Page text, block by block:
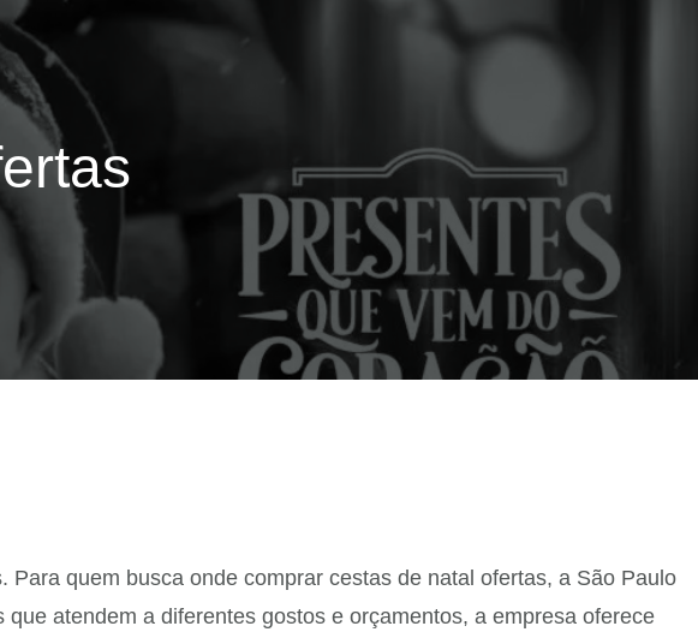
quem busca onde comprar cestas de natal ofertas, a São Paulo
atendem a diferentes gostos e orçamentos, a empresa oferece